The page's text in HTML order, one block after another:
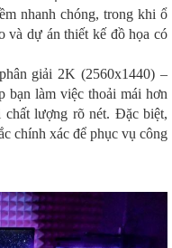
nhanh chóng, trong khi ổ
dự án thiết kế đồ họa có
giải 2K (2560x1440) –
bạn làm việc thoải mái hơn
lượng rõ nét. Đặc biệt,
chính xác để phục vụ công